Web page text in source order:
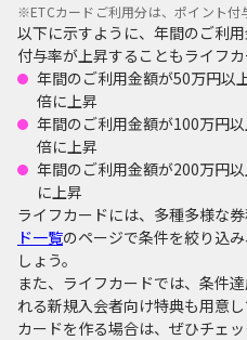
※ETCカードご利用分は、ポイント付
以下に示すように、年間のご利
付与率が上昇することもライフカ
年間のご利用金額が50万円以
倍に上昇
年間のご利用金額が100万円
倍に上昇
年間のご利用金額が200万円
に上昇
ライフカードには、多種多様な券
ド一覧のページで条件を絞り込
しょう。
また、ライフカードでは、条件
れる新規入会者向け特典も用意
カードを作る場合は、ぜひチェッ